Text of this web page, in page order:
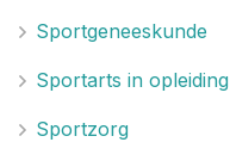
Sportgeneeskunde
Sportarts in opleiding
Sportzorg